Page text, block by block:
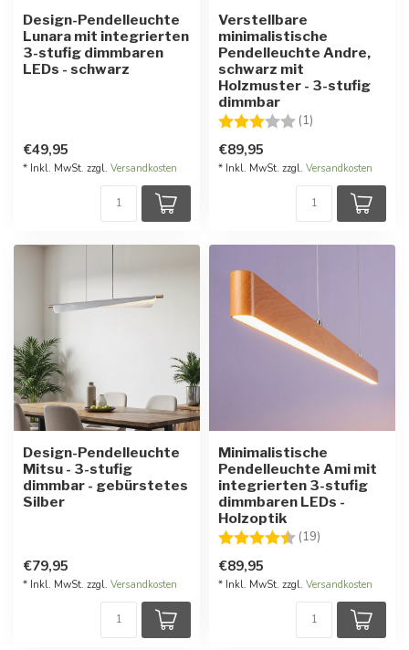
Design-Pendelleuchte
Lunara mit integrierten
3-stufig dimmbaren
LEDs - schwarz
€49,95
* Inkl. MwSt. zzgl. Versandkosten
Verstellbare
minimalistische
Pendelleuchte Andre,
schwarz mit
Holzmuster - 3-stufig
dimmbar
Bewertung:
(1)
€89,95
* Inkl. MwSt. zzgl. Versandkosten
Design-Pendelleuchte
Mitsu - 3-stufig
dimmbar - gebürstetes
Silber
€79,95
* Inkl. MwSt. zzgl. Versandkosten
Minimalistische
Pendelleuchte Ami mit
integrierten 3-stufig
dimmbaren LEDs -
Holzoptik
Bewertung:
(19)
€89,95
* Inkl. MwSt. zzgl. Versandkosten